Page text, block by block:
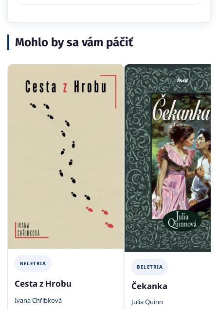
Mohlo by sa vám páčiť
BELETRIA
Cesta z Hrobu
Ivana Chřibková
BELETRIA
Čekanka
Julia Quinn